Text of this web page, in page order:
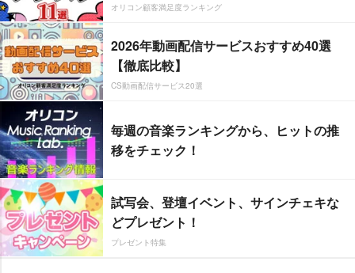
オリコン顧客満足度ランキング
2026年動画配信サービスおすすめ40選
【徹底比較】
CS動画配信サービス20選
毎週の音楽ランキングから、ヒットの推
移をチェック！
試写会、登壇イベント、サインチェキな
どプレゼント！
プレゼント特集